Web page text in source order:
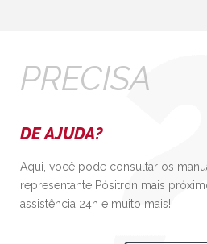
PRECISA
DE AJUDA?
Aqui, você pode consultar os
representante Pósitron mais
assistência 24h e muito mais!